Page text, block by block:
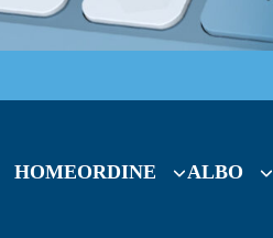
HOMEORDINE ALBO